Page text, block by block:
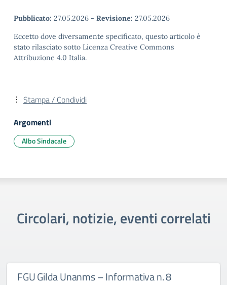
Pubblicato: 27.05.2026 - Revisione: 27.05.2026
Eccetto dove diversamente specificato, questo articolo è
stato rilasciato sotto Licenza Creative Commons
Attribuzione 4.0 Italia.
Stampa / Condividi
Argomenti
Albo Sindacale
Circolari, notizie, eventi correlati
FGU Gilda Unanms – Informativa n. 8